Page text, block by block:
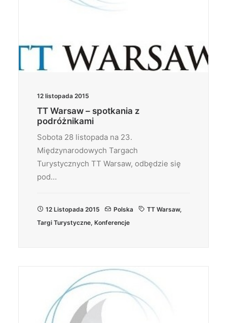
12 listopada 2015
TT Warsaw – spotkania z
podróżnikami
Sobota 28 listopada na 23.
Międzynarodowych Targach
Turystycznych TT Warsaw, odbędzie się
pod…
12 Listopada 2015 Polska TT Warsaw,
Targi Turystyczne, Konferencje